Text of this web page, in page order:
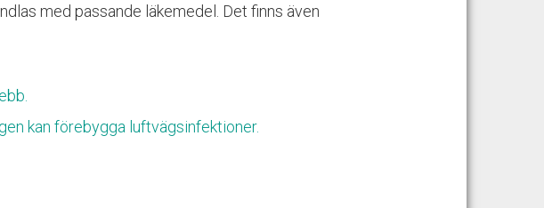
med passande läkemedel. Det finns även
kan förebygga luftvägsinfektioner.